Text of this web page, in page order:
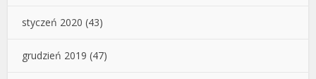
styczeń 2020 (43)
grudzień 2019 (47)